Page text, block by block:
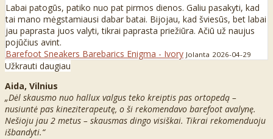
Labai patogūs, patiko nuo pat pirmos dienos. Galiu pasakyti, kad
tai mano mėgstamiausi dabar batai. Bijojau, kad šviesūs, bet labai
jau paprasta juos valyti, tikrai paprasta priežiūra. Ačiū už naujus
pojūčius avint.
Barefoot Sneakers Barebarics Enigma - Ivory Jolanta 2026-04-29
Užkrauti daugiau
Aida, Vilnius
„Dėl skausmo nuo hallux valgus teko kreiptis pas ortopedą –
nusiuntė pas kineziterapeutę, o ši rekomendavo barefoot avalynę.
Nešioju jau 2 metus – skausmas dingo visiškai. Tikrai rekomenduoju
išbandyti.“